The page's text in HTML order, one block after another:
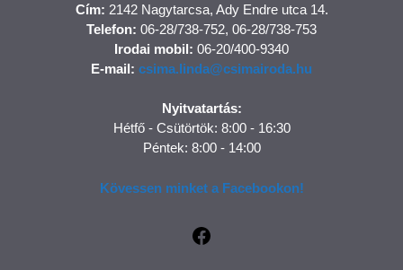
Cím: 2142 Nagytarcsa, Ady Endre utca 14.
Telefon: 06-28/738-752, 06-28/738-753
Irodai mobil: 06-20/400-9340
E-mail: csima.linda@csimairoda.hu
Nyitvatartás:
Hétfő - Csütörtök: 8:00 - 16:30
Péntek: 8:00 - 14:00
Kövessen minket a Facebookon!